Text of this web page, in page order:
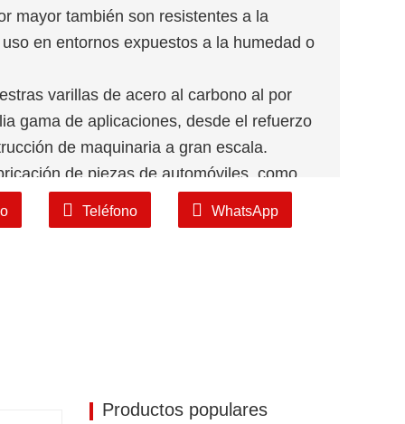
mayor también son resistentes a la
en entornos expuestos a la humedad o
varillas de acero al carbono al por
gama de aplicaciones, desde el refuerzo
de maquinaria a gran escala.
de piezas de automóviles, como
de suspensión.
Teléfono WhatsApp
Productos populares